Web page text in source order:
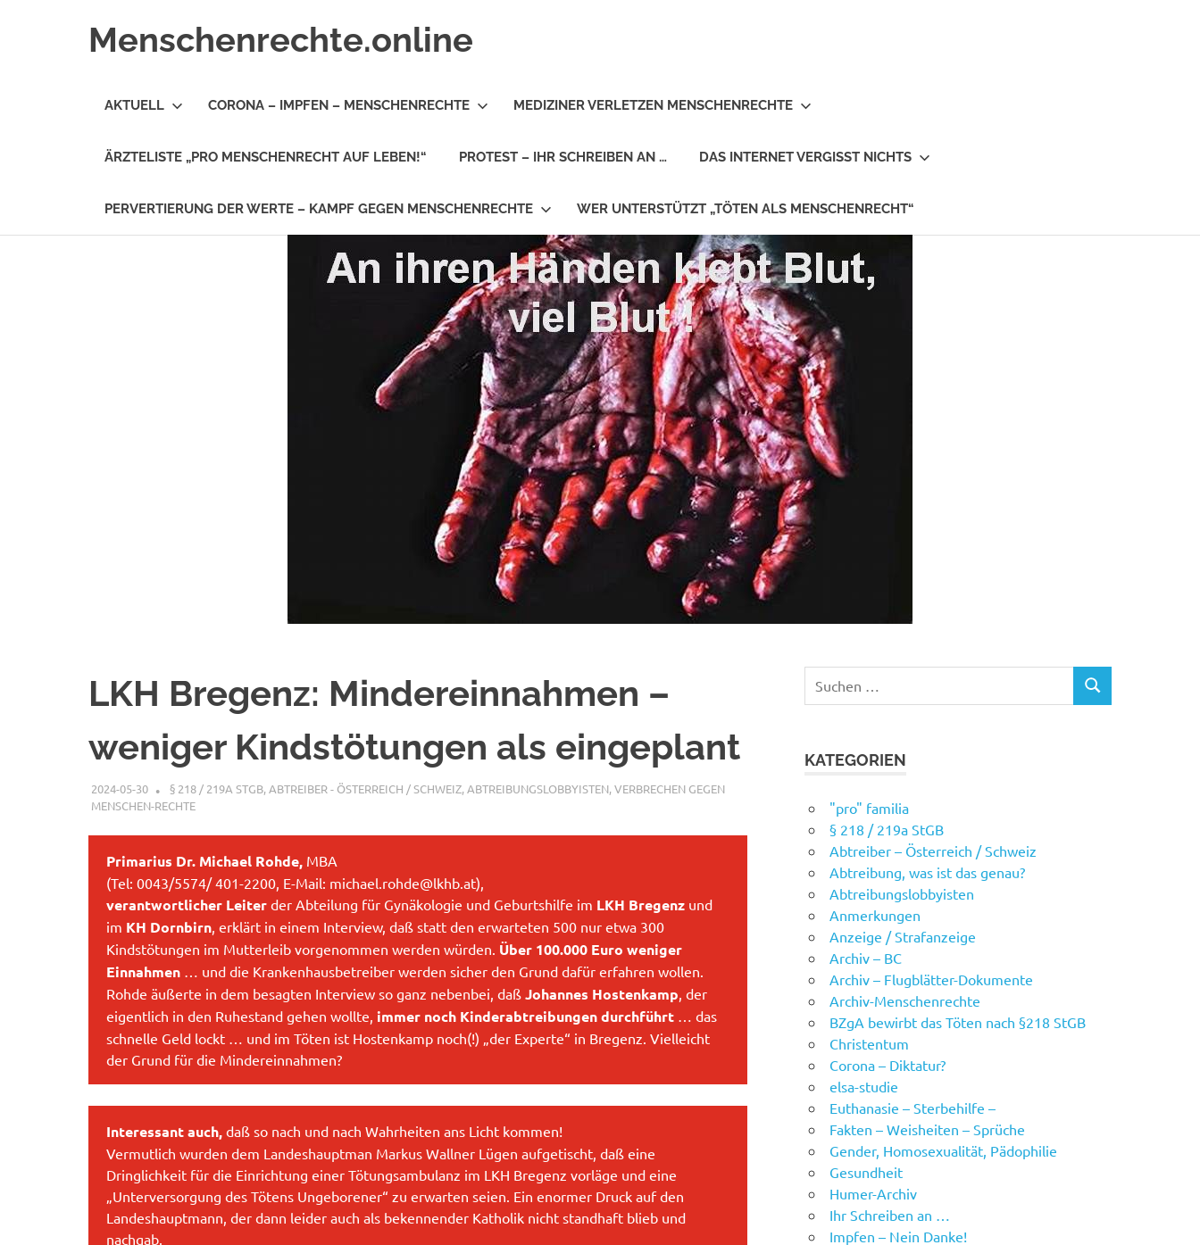
Menschenrechte.online
alle
Geborene
AKTUELL CORONA – IMPFEN – MENSCHENRECHTE MEDIZINER VERLETZEN MENSCHENRECHTE
ÄRZTELISTE „PRO MENSCHENRECHT AUF LEBEN!“ PROTEST – IHR SCHREIBEN AN … DAS INTERNET VERGISST NICHTS
PERVERTIERUNG DER WERTE – KAMPF GEGEN MENSCHENRECHTE WER UNTERSTÜTZT „TÖTEN ALS MENSCHENRECHT“
LKH Bregenz: Mindereinnahmen –
weniger Kindstötungen als eingeplant
2024-05-30 XX
§ 218 / 219A STGB,ABTREIBER - ÖSTERREICH / SCHWEIZ,ABTREIBUNGSLOBBYISTEN,VERBRECHEN GEGEN
MENSCHEN-RECHTE
Primarius Dr. Michael Rohde, MBA
(Tel: 0043/5574/ 401-2200, E-Mail: michael.rohde@lkhb.at),
verantwortlicher Leiter der Abteilung für Gynäkologie und Geburtshilfe im LKH Bregenz und
im KH Dornbirn , erklärt in einem Interview, daß statt den erwarteten 500 nur etwa 300
Kindstötungen im Mutterleib vorgenommen werden würden. Über 100.000 Euro weniger
Einnahmen … und die Krankenhausbetreiber werden sicher den Grund dafür erfahren wollen.
Rohde äußerte in dem besagten Interview so ganz nebenbei, daßJohannes Hostenkamp , der
eigentlich in den Ruhestand gehen wollte, immer noch Kinderabtreibungen durchführt … das
schnelle Geld lockt … und im Töten ist Hostenkamp noch(!) „der Experte“ in Bregenz. Vielleicht
der Grund für die Mindereinnahmen?
Interessant auch,daß so nach und nach Wahrheiten ans Licht kommen!
Vermutlich wurden dem Landeshauptman Markus Wallner Lügen aufgetischt, daß eine
Dringlichkeit für die Einrichtung einer Tötungsambulanz im LKH Bregenz vorläge und eine
„Unterversorgung des Tötens Ungeborener“ zu erwarten seien. Ein enormer Druck auf den
Landeshauptmann, der dann leider auch als bekennender Katholik nicht standhaft blieb und
nachgab.
Suchen
SUCHEN
KATEGORIEN
"pro" familia
§ 218 / 219a StGB
Abtreiber – Österreich / Schweiz
Abtreibung, was ist das genau?
Abtreibungslobbyisten
Anmerkungen
Anzeige / Strafanzeige
Archiv – BC
Archiv – Flugblätter-Dokumente
Archiv-Menschenrechte
BZgA bewirbt das Töten nach §218 StGB
Christentum
Corona – Diktatur?
elsa-studie
Euthanasie – Sterbehilfe –
Fakten – Weisheiten – Sprüche
Gender, Homosexualität, Pädophilie
Gesundheit
Humer-Archiv
Ihr Schreiben an …
Impfen – Nein Danke!